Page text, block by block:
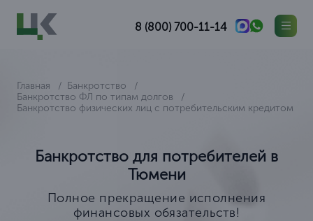
8 (800) 700-11-14
Главная
Банкротство
Банкротство ФЛ по типам долгов
Банкротство физических лиц с потребительским кредитом
Банкротство для потребителей в
Тюмени
Полное прекращение исполнения
финансовых обязательств!